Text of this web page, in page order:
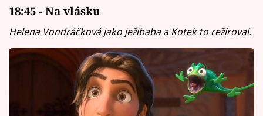
18:45 - Na vlásku
Helena Vondráčková jako ježibaba a Kotek to režíroval.